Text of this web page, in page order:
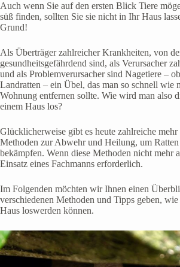
Auch wenn Sie auf den ersten Blick Tiere
süß finden, sollten Sie sie nicht in Ihr Haus
Grund!
Als Überträger zahlreicher Krankheiten, von
gesundheitsgefährdend sind, als Verursacher
und als Problemverursacher sind Nagetiere –
Landratten – ein Übel, das man so schnell wie
Wohnung entfernen sollte. Wie wird man also
einem Haus los?
Glücklicherweise gibt es heute zahlreiche
Methoden zur Abwehr und Heilung, um
bekämpfen. Wenn diese Methoden nicht mehr
Einsatz eines Fachmanns erforderlich.
Im Folgenden möchten wir Ihnen einen
verschiedenen Methoden und Tipps geben,
Haus loswerden können.